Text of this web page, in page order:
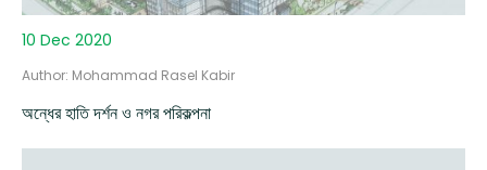
10 Dec 2020
Author: Mohammad Rasel Kabir
অন্ধের হাতি দর্শন ও নগর পরিকল্পনা